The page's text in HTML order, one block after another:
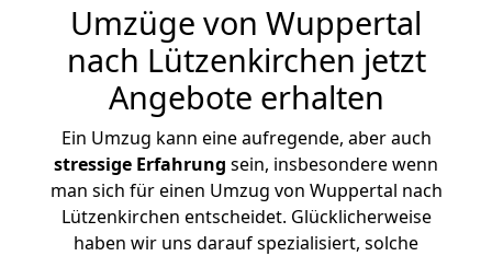
Umzüge von Wuppertal
nach Lützenkirchen jetzt
Angebote erhalten
Ein Umzug kann eine aufregende, aber auch
stressige Erfahrung sein, insbesondere wenn
man sich für einen Umzug von Wuppertal nach
Lützenkirchen entscheidet. Glücklicherweise
haben wir uns darauf spezialisiert, solche